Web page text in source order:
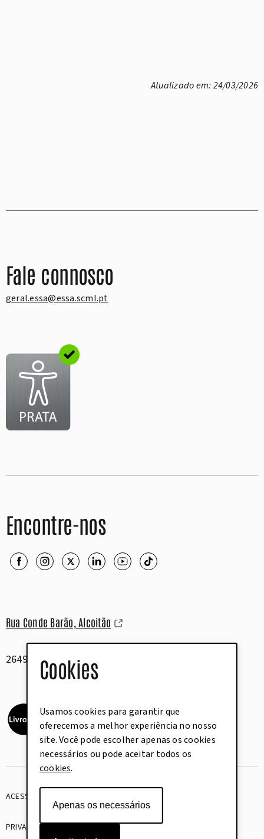
Cookies
Usamos cookies para garantir que
oferecemos a melhor experiência no nosso
site. Você pode escolher apenas os cookies
necessários ou pode aceitar todos os
cookies.
Apenas os necessários
Atualizado em: 24/03/2026
Fale connosco
geral.essa@essa.scml.pt
Encontre-nos
Rua Conde Barão, Alcoitão
2649-506 Alcabideche
ACESSIBILIDADE
PRIVACIDADE COOKIES